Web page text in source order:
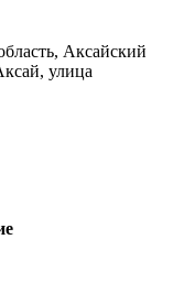
Аксайский
улица